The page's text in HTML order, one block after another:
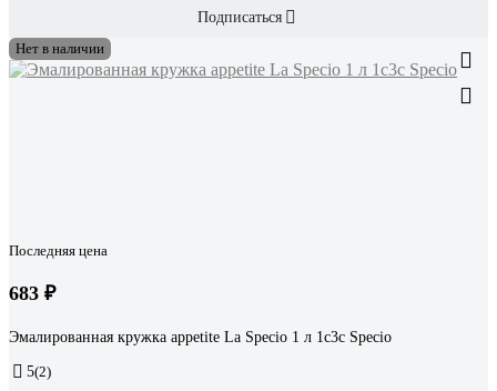
Подписаться
Нет в наличии
Последняя цена
683 ₽
Эмалированная кружка appetite La Speсio 1 л 1с3с Speсio
5(2)